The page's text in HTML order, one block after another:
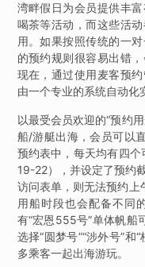
湾畔假日为会员提供丰
喝茶等活动，而这些活
用。如果按照传统的一
的预约规则很容易出错
现在，通过使用麦客预
由一个专业的系统自动化
以最受会员欢迎的“预约
船/游艇出海，会员可以
预约表中，每天均有四
19-22），并设定了预约
访问表单，则无法预约上
用船时段也会配备不同
有“宏恩555号”单体帆船
选择“圆梦号”“涉外号”和
多乘客一起出海游玩。